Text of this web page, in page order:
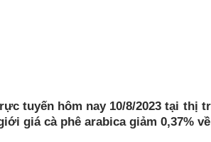
tuyến hôm nay 10/8/2023 tại
giá cà phê arabica giảm 0,37%